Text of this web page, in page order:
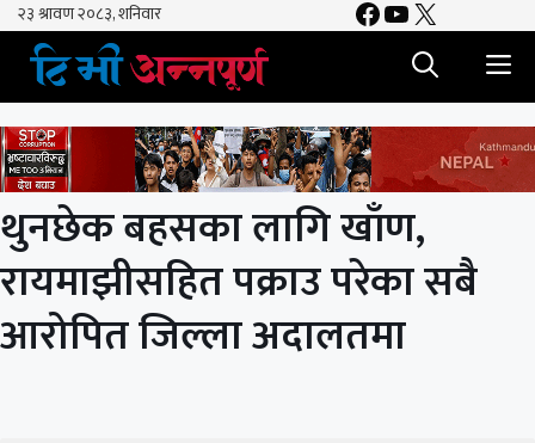
Skip
content
Facebook
YouTube
X
थुनछेक बहसका लागि खाँण‚
रायमाझीसहित पक्राउ परेका सबै
आरोपित जिल्ला अदालतमा